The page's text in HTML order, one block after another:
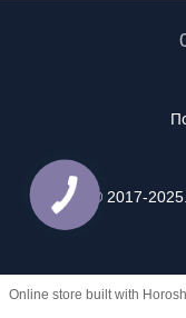
© 2017-
Online store built with